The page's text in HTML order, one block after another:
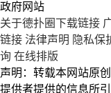
政府网站
关于德扑圈下载链接
链接 法律声明 隐私保
询 在线排版
声明：转载本网站原
提供者提供的信息所